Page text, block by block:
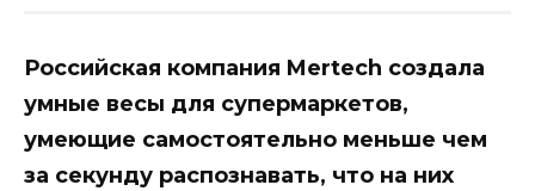
Российская компания Mertech создала
умные весы для супермаркетов,
умеющие самостоятельно меньше чем
за секунду распознавать, что на них